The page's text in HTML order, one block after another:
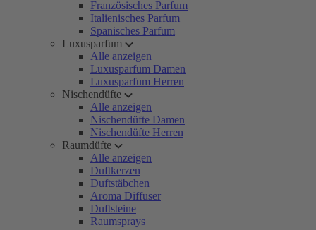
Französisches Parfum
Italienisches Parfum
Spanisches Parfum
Luxusparfum
Alle anzeigen
Luxusparfum Damen
Luxusparfum Herren
Nischendüfte
Alle anzeigen
Nischendüfte Damen
Nischendüfte Herren
Raumdüfte
Alle anzeigen
Duftkerzen
Duftstäbchen
Aroma Diffuser
Duftsteine
Raumsprays